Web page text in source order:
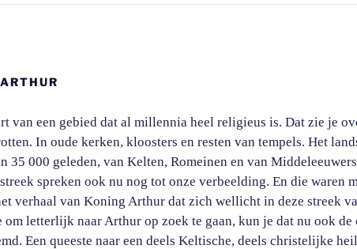
van een gebied dat al millennia heel religieus is. Dat zie je
In oude kerken, kloosters en resten van tempels. Het
35 000 geleden, van Kelten, Romeinen en van
spreken ook nu nog tot onze verbeelding. En die waren
verhaal van Koning Arthur dat zich wellicht in deze streek
om letterlijk naar Arthur op zoek te gaan, kun je dat nu ook
Een queeste naar een deels Keltische, deels christelijke